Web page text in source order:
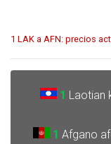
1 LAK a AFN: precios
1 Laotian
1 Afgano